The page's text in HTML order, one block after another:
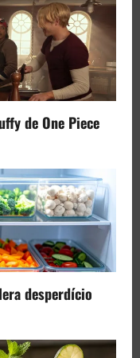
de One Piece
desperdício